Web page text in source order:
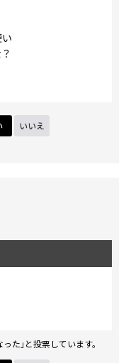
いいえ
た｣と投票しています。